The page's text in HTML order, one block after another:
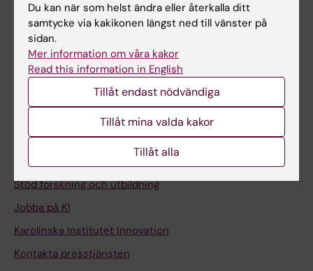
Kurs- och programwebbar
Student på KI
Medarbetare
Medarbetarportalen
Kontakta och besök KI
Universitetsbiblioteket
Stöd forskning och utbildning
Jobba på KI
Karolinska Institutet Innovation
Kontakta presstjänsten
Du kan när som helst ändra eller återkalla ditt
samtycke via kakikonen längst ned till vänster på
sidan.
Mer information om våra kakor
Read this information in English
Tillåt endast nödvändiga
Tillåt mina valda kakor
Tillåt alla